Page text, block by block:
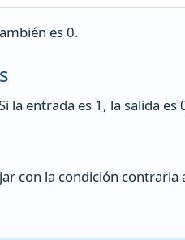
es 0.
la entrada es 1, la salida es
con la condición contraria